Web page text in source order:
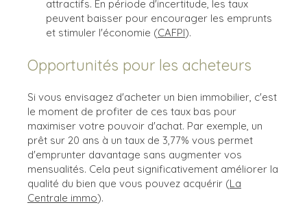
attractifs. En période d'incertitude, les taux
peuvent baisser pour encourager les emprunts
et stimuler l'économie​ (CAFPI)​.
Opportunités pour les acheteurs
Si vous envisagez d'acheter un bien immobilier, c'est
le moment de profiter de ces taux bas pour
maximiser votre pouvoir d'achat. Par exemple, un
prêt sur 20 ans à un taux de 3,77% vous permet
d'emprunter davantage sans augmenter vos
mensualités. Cela peut significativement améliorer la
qualité du bien que vous pouvez acquérir​ (La
Centrale immo)​.